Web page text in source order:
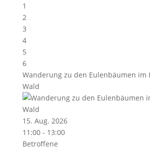
1
2
3
4
5
6
Wanderung zu den Eulenbäumen im
Wald
15. Aug. 2026
11:00 - 13:00
Betroffene